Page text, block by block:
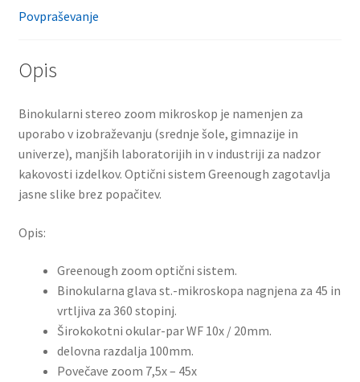
Povpraševanje
Opis
Binokularni stereo zoom mikroskop je namenjen za
uporabo v izobraževanju (srednje šole, gimnazije in
univerze), manjših laboratorijih in v industriji za nadzor
kakovosti izdelkov. Optični sistem Greenough zagotavlja
jasne slike brez popačitev.
Opis:
Greenough zoom optični sistem.
Binokularna glava st.-mikroskopa nagnjena za 45 in
vrtljiva za 360 stopinj.
Širokokotni okular-par WF 10x / 20mm.
delovna razdalja 100mm.
Povečave zoom 7,5x – 45x